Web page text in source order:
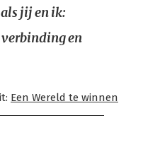
jij en ik:
verbinding en
Een Wereld te winnen